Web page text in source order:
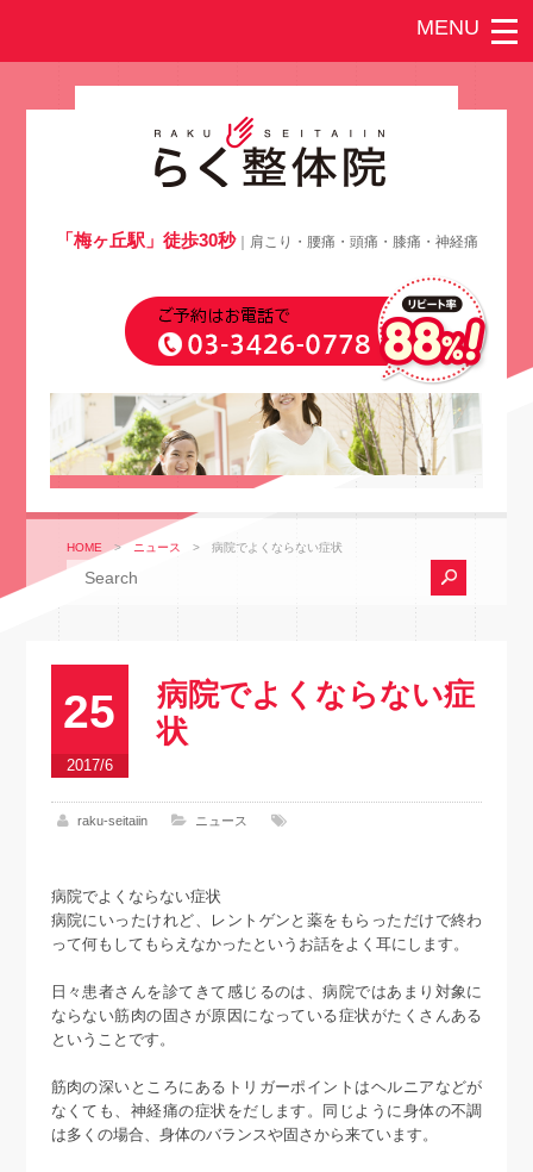
「梅ヶ丘駅」徒歩30秒｜肩こり・腰痛・頭痛・膝痛・神経痛
HOME > ニュース >病院でよくならない症状
25
2017/6
病院でよくならない症
状
raku-seitaiin ニュース
病院でよくならない症状
病院にいったけれど、レントゲンと薬をもらっただけで終わ
って何もしてもらえなかったというお話をよく耳にします。
日々患者さんを診てきて感じるのは、病院ではあまり対象に
ならない筋肉の固さが原因になっている症状がたくさんある
ということです。
筋肉の深いところにあるトリガーポイントはヘルニアなどが
なくても、神経痛の症状をだします。同じように身体の不調
は多くの場合、身体のバランスや固さから来ています。